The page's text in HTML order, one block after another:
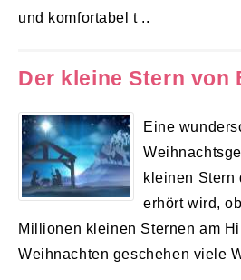
und komfortabel t ..
Der kleine Stern von
Eine
kleinen Stern
erhört wird,
Millionen kleinen Sternen am
Weihnachten geschehen viele